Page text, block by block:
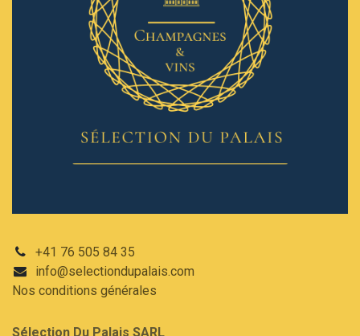
+41 76 505 84 35
info@selectiondupalais.com
Nos conditions générales
Sélection Du Palais SARL​